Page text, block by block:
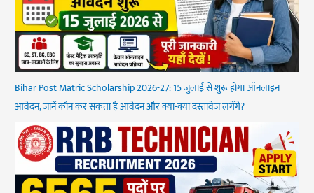
Bihar Post Matric Scholarship 2026-27: 15 जुलाई से शुरू होगा ऑनलाइन
आवेदन, जानें कौन कर सकता है आवेदन और क्या-क्या दस्तावेज लगेंगे?